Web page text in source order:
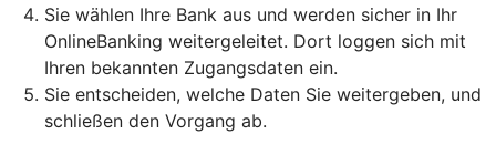
Sie wählen Ihre Bank aus und werden sicher in Ihr
OnlineBanking weitergeleitet. Dort loggen sich mit
Ihren bekannten Zugangsdaten ein.
Sie entscheiden, welche Daten Sie weitergeben, und
schließen den Vorgang ab.